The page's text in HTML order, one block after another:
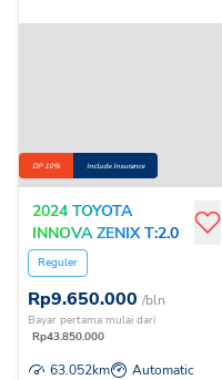
DP 10% Include Insurance
2024 TOYOTA
INNOVA ZENIX T:2.0G
HV CVT
Reguler
Rp9.650.000 /bln
Bayar pertama mulai dari
Rp43.850.000
63.052km Automatic